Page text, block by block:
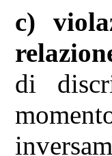
c)
di